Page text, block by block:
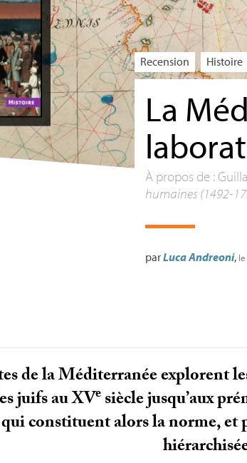
Recension Histoire
La
À propos de :
humaines (1492-
parLuca Andreoni,
de la Méditerranée explorent
juifs auXVesiècle jusqu’aux
constituent alors la norme,